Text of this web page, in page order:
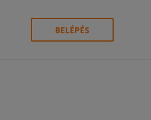
BELÉPÉS